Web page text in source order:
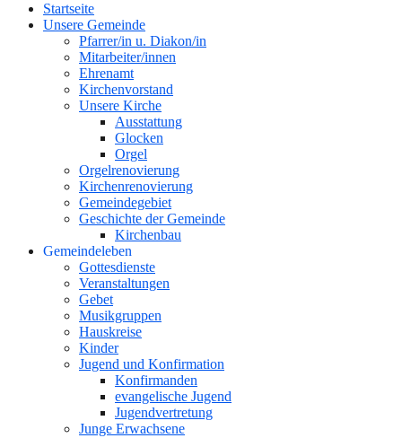
oben
Startseite
Unsere Gemeinde
Pfarrer/in u. Diakon/in
Mitarbeiter/innen
Ehrenamt
Kirchenvorstand
Unsere Kirche
Ausstattung
Glocken
Orgel
Orgelrenovierung
Kirchenrenovierung
Gemeindegebiet
Geschichte der Gemeinde
Kirchenbau
Gemeindeleben
Gottesdienste
Veranstaltungen
Gebet
Musikgruppen
Hauskreise
Kinder
Jugend und Konfirmation
Konfirmanden
evangelische Jugend
Jugendvertretung
Junge Erwachsene